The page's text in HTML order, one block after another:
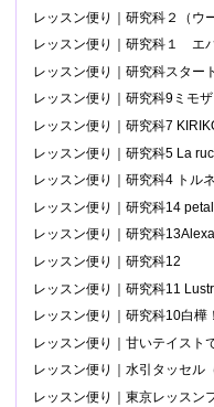
レッスン便り｜研究科２（ウ
レッスン便り｜研究科１ エ
レッスン便り｜研究科スター
レッスン便り｜研究科9ミモザ
レッスン便り｜研究科7
レッスン便り｜研究科5 La
レッスン便り｜研究科4 トル
レッスン便り｜研究科14
レッスン便り｜研究科
レッスン便り｜研究科12
レッスン便り｜研究科11
レッスン便り｜研究科10白樺！
レッスン便り｜甘いテイスト
レッスン便り｜水引タッセル
レッスン便り｜東京レッスン